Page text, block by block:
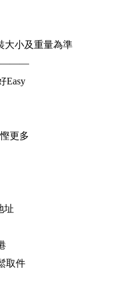
大小及重量為準
Easy
更多
址
取件